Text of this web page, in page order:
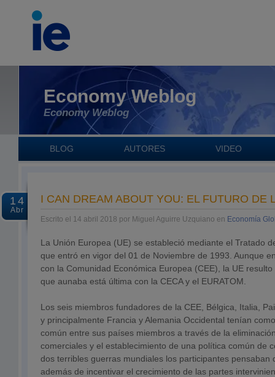
Economy Weblog
Economy Weblog
BLOG AUTORES VIDEO
14
Abr
I CAN DREAM ABOUT YOU: EL FUTURO DE
Escrito el 14 abril 2018 por Miguel Aguirre Uzquiano en Economía
La Unión Europea (UE) se estableció mediante el Tratado
que entró en vigor del 01 de Noviembre de 1993. Aunque
con la Comunidad Económica Europea (CEE), la UE
que aunaba está última con la CECA y el EURATOM.
Los seis miembros fundadores de la CEE, Bélgica, Italia,
y principalmente Francia y Alemania Occidental tenían
común entre sus países miembros a través de la
comerciales y el establecimiento de una política común de
dos terribles guerras mundiales los participantes pensaban
además de incentivar el crecimiento de las partes